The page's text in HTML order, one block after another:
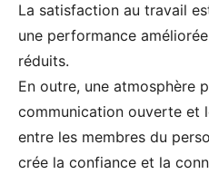
La satisfaction au travail
une performance
réduits.
En outre, une atmosphère
communication ouverte et
entre les membres du
crée la confiance et la